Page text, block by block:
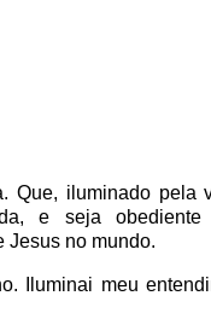
Que, iluminado pela
e seja obediente
Jesus no mundo.
Iluminai meu